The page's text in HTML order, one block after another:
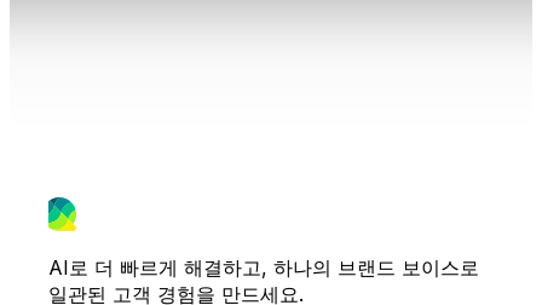
AI로 더 빠르게 해결하고, 하나의 브랜드 보이스로
일관된 고객 경험을 만드세요.